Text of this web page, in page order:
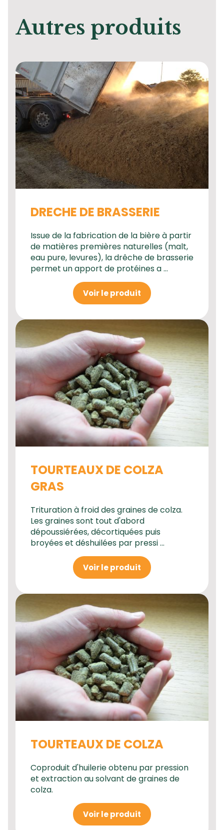
Autres produits
DRECHE DE BRASSERIE
Issue de la fabrication de la bière à partir
de matières premières naturelles (malt,
eau pure, levures), la drêche de brasserie
permet un apport de protéines a ...
Voir le produit
TOURTEAUX DE COLZA
GRAS
Trituration à froid des graines de colza.
Les graines sont tout d'abord
dépoussiérées, décortiquées puis
broyées et déshuilées par pressi ...
Voir le produit
TOURTEAUX DE COLZA
Coproduit d'huilerie obtenu par pression
et extraction au solvant de graines de
colza.
Voir le produit